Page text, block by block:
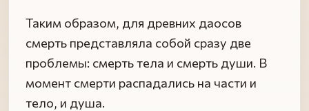
Таким образом, для древних даосов
смерть представляла собой сразу две
проблемы: смерть тела и смерть души. В
момент смерти распадались на части и
тело, и душа.